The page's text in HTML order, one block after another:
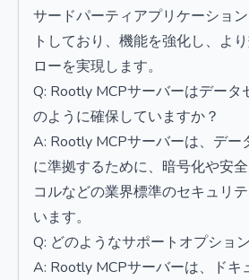
サードパーティアプリケーショ
トしており、機能を強化し、よ
ローを実現します。
Q: Rootly MCPサーバーはデータ
のように確保していますか？
A: Rootly MCPサーバーは、デー
に準拠するために、暗号化や安
コルなどの業界標準のセキュリ
います。
Q: どのようなサポートオプショ
A: Rootly MCPサーバーは、ドキ